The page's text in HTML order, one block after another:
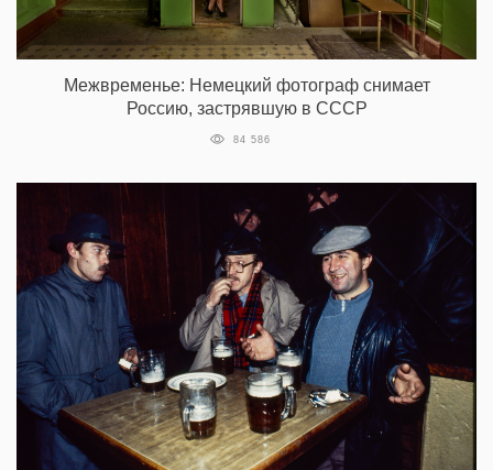
Межвременье: Немецкий фотограф снимает
Россию, застрявшую в СССР
84 586